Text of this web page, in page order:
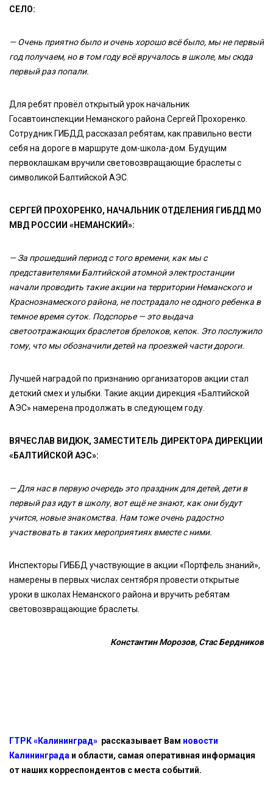
СЕЛО:
— Очень приятно было и очень хорошо всё было, мы не первый
год получаем, но в том году всё вручалось в школе, мы сюда
первый раз попали.
Для ребят провёл открытый урок начальник
Госавтоинспекции Неманского района Сергей Прохоренко.
Сотрудник ГИБДД рассказал ребятам, как правильно вести
себя на дороге в маршруте дом-школа-дом. Будущим
первоклашкам вручили световозвращающие браслеты с
символикой Балтийской АЭС.
СЕРГЕЙ ПРОХОРЕНКО, НАЧАЛЬНИК ОТДЕЛЕНИЯ ГИБДД МО
МВД РОССИИ «НЕМАНСКИЙ»:
— За прошедший период с того времени, как мы с
представителями Балтийской атомной электростанции
начали проводить такие акции на территории Неманского и
Краснознамеского района, не пострадало не одного ребенка в
темное время суток. Подспорье — это выдача
светоотражающих браслетов брелоков, кепок. Это послужило
тому, что мы обозначили детей на проезжей части дороги.
Лучшей наградой по признанию организаторов акции стал
детский смех и улыбки. Такие акции дирекция «Балтийской
АЭС» намерена продолжать в следующем году.
ВЯЧЕСЛАВ ВИДЮК, ЗАМЕСТИТЕЛЬ ДИРЕКТОРА ДИРЕКЦИИ
«БАЛТИЙСКОЙ АЭС»:
— Для нас в первую очередь это праздник для детей, дети в
первый раз идут в школу, вот ещё не знают, как они будут
учится, новые знакомства. Нам тоже очень радостно
участвовать в таких мероприятиях вместе с ними.
Инспекторы ГИББД участвующие в акции «Портфель знаний»,
намерены в первых числах сентября провести открытые
уроки в школах Неманского района и вручить ребятам
световозвращающие браслеты.
Константин Морозов, Стас Бердников
ГТРК «Калининград» рассказывает Вам новости
Калининграда и области, самая оперативная информация
от наших корреспондентов с места событий.